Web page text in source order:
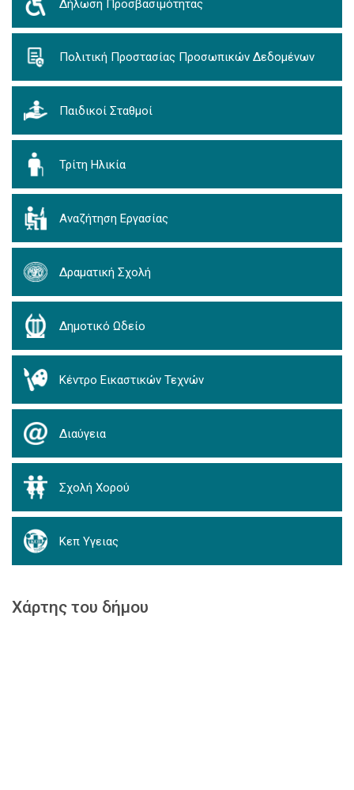
Δήλωση Προσβασιμότητας
Πολιτική Προστασίας Προσωπικών Δεδομένων
Παιδικοί Σταθμοί
Τρίτη Ηλικία
Αναζήτηση Εργασίας
Δραματική Σχολή
Δημοτικό Ωδείο
Κέντρο Εικαστικών Τεχνών
Διαύγεια
Σχολή Χορού
Κεπ Υγειας
Χάρτης του δήμου